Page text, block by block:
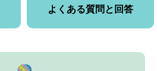
よくある質問と回答